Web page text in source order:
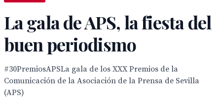
La gala de APS, la fiesta del
buen periodismo
#30PremiosAPSLa gala de los XXX Premios de la
Comunicación de la Asociación de la Prensa de Sevilla
(APS)